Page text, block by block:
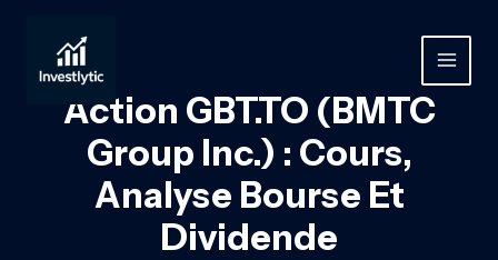
contenu
MAIN
Action GBT.TO (BMTC
Group Inc.) : Cours,
Analyse Bourse Et
Dividende